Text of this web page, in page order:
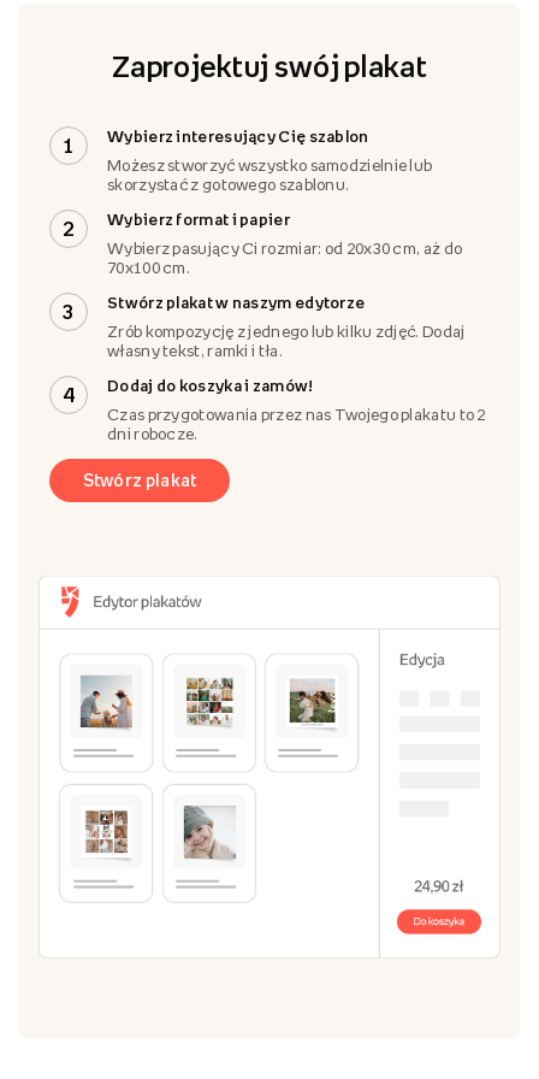
Zaprojektuj swój plakat
1
Wybierz interesujący Cię szablon
Możesz stworzyć wszystko samodzielnie lub
skorzystać z gotowego szablonu.
2
Wybierz format i papier
Wybierz pasujący Ci rozmiar: od 20x30 cm, aż do
70x100 cm.
3
Stwórz plakat w naszym edytorze
Zrób kompozycję z jednego lub kilku zdjęć. Dodaj
własny tekst, ramki i tła.
4
Dodaj do koszyka i zamów!
Czas przygotowania przez nas Twojego plakatu to 2
dni robocze.
Stwórz plakat